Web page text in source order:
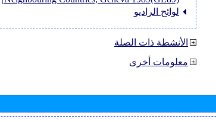
لوائح الراديو
الأنشطة ذات الصلة
معلومات أخرى